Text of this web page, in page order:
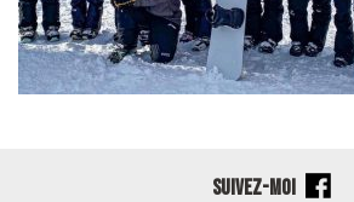
SUIVEZ-MOI